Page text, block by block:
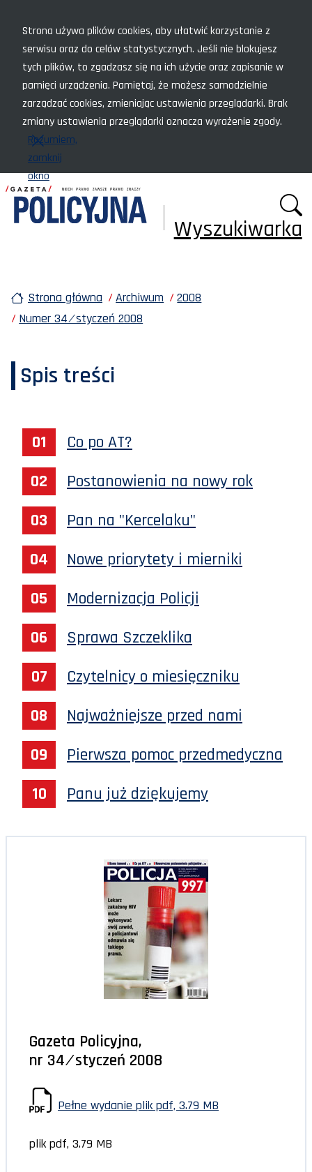
Strona używa plików cookies, aby ułatwić korzystanie z
serwisu oraz do celów statystycznych. Jeśli nie blokujesz
tych plików, to zgadzasz się na ich użycie oraz zapisanie w
pamięci urządzenia. Pamiętaj, że możesz samodzielnie
zarządzać cookies, zmieniając ustawienia przeglądarki. Brak
zmiany ustawienia przeglądarki oznacza wyrażenie zgody.
Rozumiem,
zamknij
okno
Wyszukiwarka
Strona główna Archiwum
2008
Numer 34 ⁄ styczeń 2008
Spis treści
Co po AT?
Postanowienia na nowy rok
Pan na "Kercelaku"
Nowe priorytety i mierniki
Modernizacja Policji
Sprawa Szczeklika
Czytelnicy o miesięczniku
Najważniejsze przed nami
Pierwsza pomoc przedmedyczna
Panu już dziękujemy
Gazeta Policyjna,
nr 34 ⁄ styczeń 2008
Pełne wydanie plik pdf, 3.79 MB
plik pdf, 3.79 MB